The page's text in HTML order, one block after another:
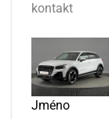
kontakt
Jméno